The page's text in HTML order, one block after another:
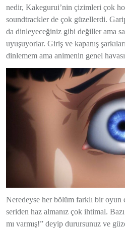
nedir, Kakegurui’nin çizimleri çok
soundtrackler de çok güzellerdi.
da dinleyeceğiniz gibi değiller ama
uyuşuyorlar. Giriş ve kapanış
dinlemem ama animenin genel
Neredeyse her bölüm farklı bir oyun
seriden haz almanız çok ihtimal.
mı varmış!” deyip durursunuz ve